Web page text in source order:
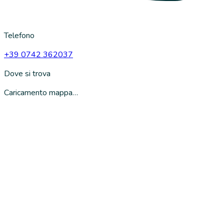
Telefono
+39 0742 362037
Dove si trova
Caricamento mappa…